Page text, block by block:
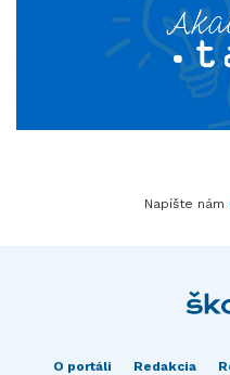
Napíšte nám
O portáli Redakcia